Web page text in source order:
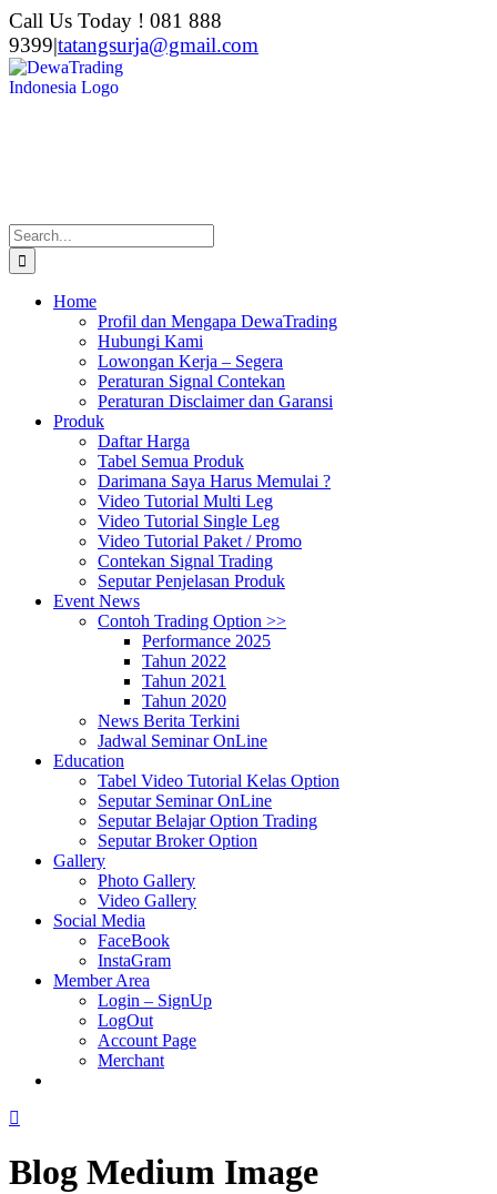
Skip
to
content
Call Us Today ! 081 888
9399|tatangsurja@gmail.com
Search
for:
Home
Profil dan Mengapa DewaTrading
Hubungi Kami
Lowongan Kerja – Segera
Peraturan Signal Contekan
Peraturan Disclaimer dan Garansi
Produk
Daftar Harga
Tabel Semua Produk
Darimana Saya Harus Memulai ?
Video Tutorial Multi Leg
Video Tutorial Single Leg
Video Tutorial Paket / Promo
Contekan Signal Trading
Seputar Penjelasan Produk
Event News
Contoh Trading Option >>
Performance 2025
Tahun 2022
Tahun 2021
Tahun 2020
News Berita Terkini
Jadwal Seminar OnLine
Education
Tabel Video Tutorial Kelas Option
Seputar Seminar OnLine
Seputar Belajar Option Trading
Seputar Broker Option
Gallery
Photo Gallery
Video Gallery
Social Media
FaceBook
InstaGram
Member Area
Login – SignUp
LogOut
Account Page
Merchant
Blog Medium Image